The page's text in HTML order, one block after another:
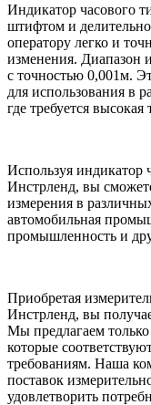
Индикатор часового
штифтом и
оператору легко и
изменения. Диапазон
с точностью 0,001м.
для использования в
где требуется
Используя индикатор
Инстрленд, вы
измерения в
автомобильная
промышленность и
Приобретая
Инстрленд, вы
Мы предлагаем
которые
требованиям. Наша
поставок
удовлетворить